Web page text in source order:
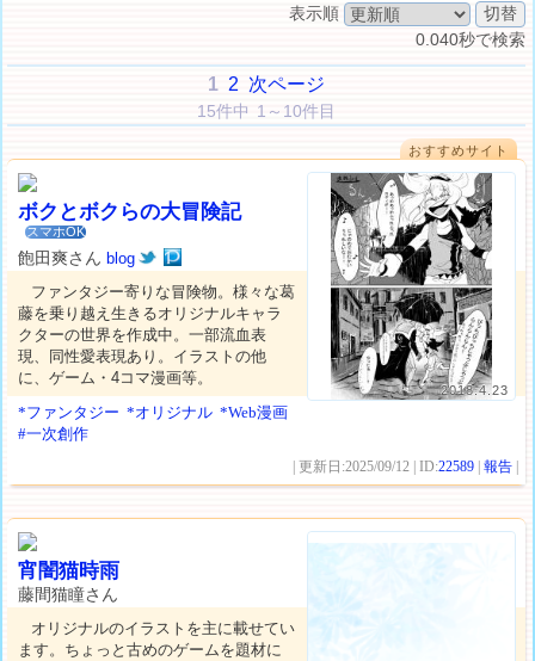
表示順
0.040秒で検索
1 2 次ページ
15件中 1～10件目
おすすめサイト
2018.4.23
ボクとボクらの大冒険記
スマホOK
飽田爽さんblog
ファンタジー寄りな冒険物。様々な葛
藤を乗り越え生きるオリジナルキャラ
クターの世界を作成中。一部流血表
現、同性愛表現あり。イラストの他
に、ゲーム・4コマ漫画等。
*ファンタジー *オリジナル *Web漫画
#一次創作
| 更新日:2025/09/12 | ID:22589 |報告
宵闇猫時雨
藤間猫瞳さん
オリジナルのイラストを主に載せてい
ます。ちょっと古めのゲームを題材に